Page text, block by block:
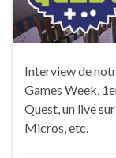
Interview de
Games Week,
Quest, un live
Micros, etc.